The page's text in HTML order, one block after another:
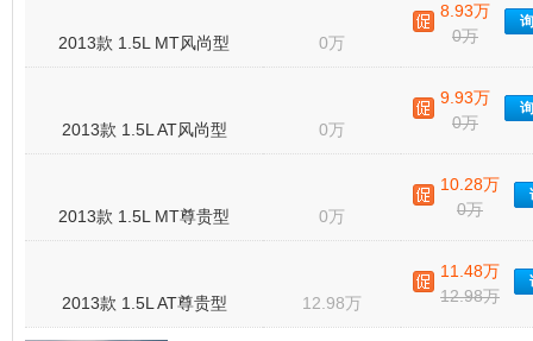
2013款 1.5L MT风尚型 0万
8.93万
0万
2013款 1.5L AT风尚型 0万
9.93万
0万
2013款 1.5L MT尊贵型 0万
10.28万
0万
2013款 1.5L AT尊贵型 12.98万
11.48万
12.98万